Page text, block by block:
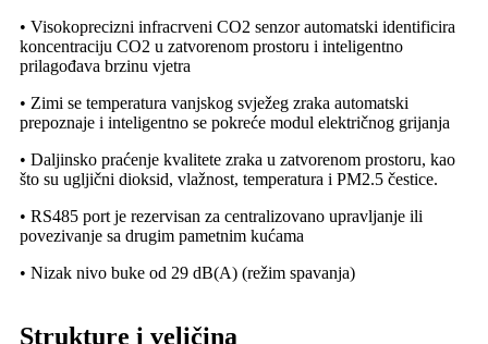
• Visokoprecizni infracrveni CO2 senzor automatski identificira
koncentraciju CO2 u zatvorenom prostoru i inteligentno
prilagođava brzinu vjetra
• Zimi se temperatura vanjskog svježeg zraka automatski
prepoznaje i inteligentno se pokreće modul električnog grijanja
• Daljinsko praćenje kvalitete zraka u zatvorenom prostoru, kao
što su ugljični dioksid, vlažnost, temperatura i PM2.5 čestice.
• RS485 port je rezervisan za centralizovano upravljanje ili
povezivanje sa drugim pametnim kućama
• Nizak nivo buke od 29 dB(A) (režim spavanja)
Strukture i veličina